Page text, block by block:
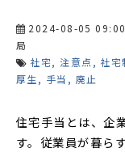
2024-08-05 09:00
局
社宅
注意点 社宅
厚生
手当 廃止
住宅手当とは、企
す。従業員が暮ら